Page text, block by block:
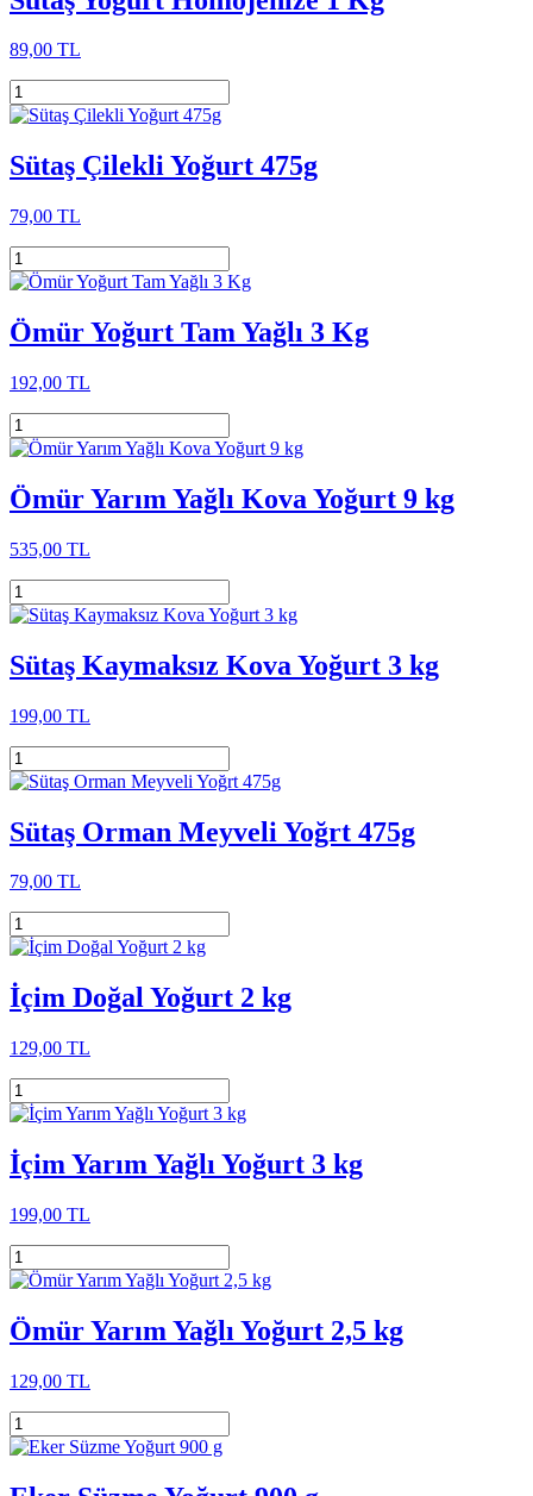
89,00 TL
Sütaş Çilekli Yoğurt 475g
79,00 TL
Ömür Yoğurt Tam Yağlı 3 Kg
192,00 TL
Ömür Yarım Yağlı Kova Yoğurt 9 kg
535,00 TL
Sütaş Kaymaksız Kova Yoğurt 3 kg
199,00 TL
Sütaş Orman Meyveli Yoğrt 475g
79,00 TL
İçim Doğal Yoğurt 2 kg
129,00 TL
İçim Yarım Yağlı Yoğurt 3 kg
199,00 TL
Ömür Yarım Yağlı Yoğurt 2,5 kg
129,00 TL